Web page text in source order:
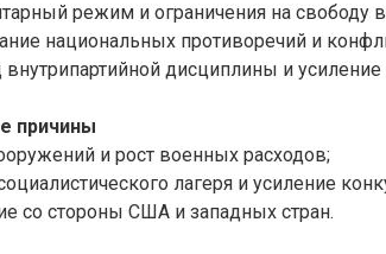
режим и ограничения на свободу
национальных противоречий и
дисциплины и
причины
и рост военных расходов;
лагеря и усиление
со стороны США и западных стран.